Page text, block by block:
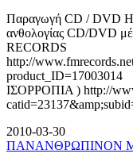
Παραγωγή CD / DVD Η
ανθολογίας CD/DVD
RECORDS
http://
product_ID=17003014
ΙΣΟΡΡΟΠΙΑ ) http://
2010-03-30
ΠΑΝΑΝΘΡΩΠΙΝΟΝ